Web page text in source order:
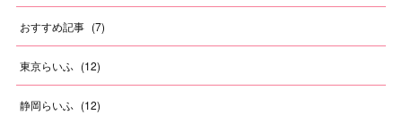
おすすめ記事 (7)
東京らいふ (12)
静岡らいふ (12)